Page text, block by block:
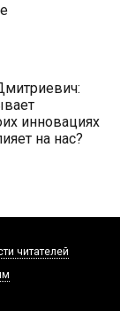
инновациях
на нас?
читателей